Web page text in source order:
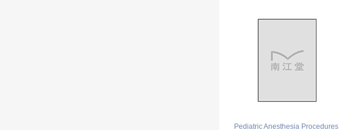
Pediatric Anesthesia Procedures